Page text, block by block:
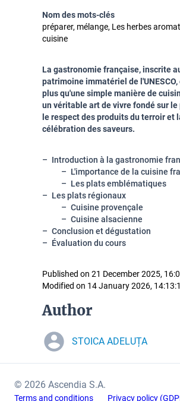
Nom des mots-clés
préparer, mélange, Les herbes
cuisine
La gastronomie française, inscrite
patrimoine immatériel de l'UNESCO,
plus qu'une simple manière de
un véritable art de vivre fondé sur le
le respect des produits du terroir et
célébration des saveurs.
Introduction à la gastronomie
L'importance de la cuisine
Les plats emblématiques
Les plats régionaux
Cuisine provençale
Cuisine alsacienne
Conclusion et dégustation
Évaluation du cours
Published on 21 December 2025,
Modified on 14 January 2026,
Author
STOICA ADELUȚA
© 2026 Ascendia S.A.
Terms and conditions Privacy policy